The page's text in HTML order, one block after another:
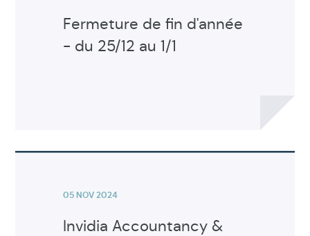
Fermeture de fin d'année
- du 25/12 au 1/1
Voir
Invidia Accountancy &
05 NOV 2024